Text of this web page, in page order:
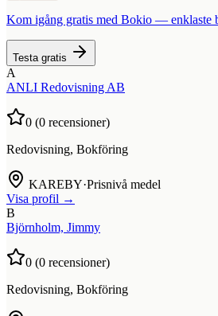
Kom igång gratis med Bokio — enklaste
Testa gratis
A
ANLI Redovisning AB
0 (0 recensioner)
Redovisning, Bokföring
KAREBY·Prisnivå medel
Visa profil →
B
Björnholm, Jimmy
0 (0 recensioner)
Redovisning, Bokföring